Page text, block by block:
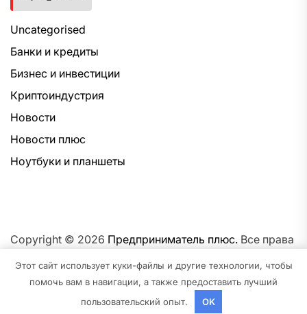
Uncategorised
Банки и кредиты
Бизнес и инвестиции
Криптоиндустрия
Новости
Новости плюс
Ноутбуки и планшеты
Copyright © 2026 Предприниматель плюс. Все права
платформеWordPress.
Этот сайт использует куки-файлы и другие технологии, чтобы
помочь вам в навигации, а также предоставить лучший
пользовательский опыт.
OK